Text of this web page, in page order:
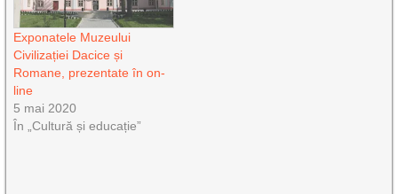
Exponatele Muzeului
Civilizației Dacice și
Romane, prezentate în on-
line
5 mai 2020
În „Cultură și educație”